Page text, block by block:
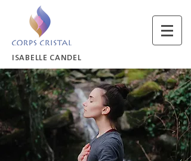
ISABELLE CANDEL